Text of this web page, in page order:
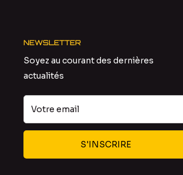
NEWSLETTER
Soyez au courant des dernières
actualités
Votre email
S'INSCRIRE